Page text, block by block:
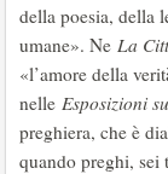
della poesia, della
umane». Ne La
«l’amore della
nelle Esposizioni
preghiera, che è
quando preghi,